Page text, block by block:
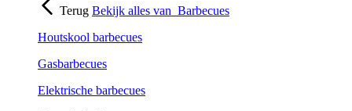
Terug Bekijk alles van Barbecues
Houtskool barbecues
Gasbarbecues
Elektrische barbecues